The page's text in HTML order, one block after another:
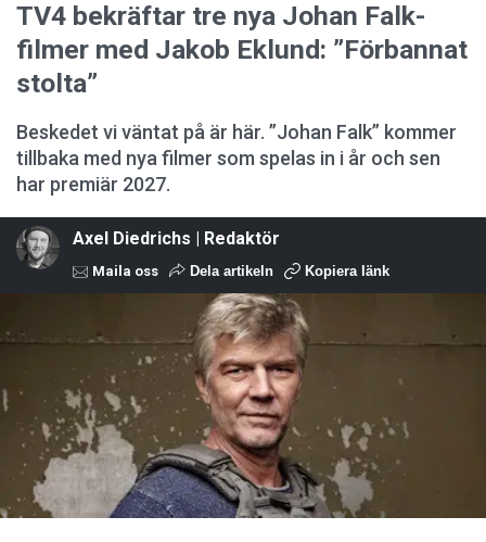
TV4 bekräftar tre nya Johan Falk-
filmer med Jakob Eklund: ”Förbannat
stolta”
Beskedet vi väntat på är här. ”Johan Falk” kommer
tillbaka med nya filmer som spelas in i år och sen
har premiär 2027.
Axel Diedrichs | Redaktör
Maila oss Dela artikeln Kopiera länk